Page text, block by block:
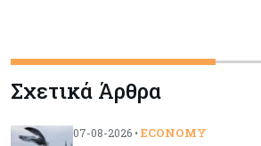
Σχετικά Άρθρα
07-08-2026 • ECONOMY